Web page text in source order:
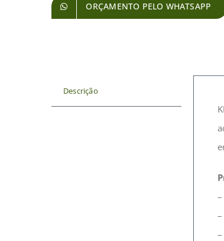
ORÇAMENTO PELO WHATSAPP
Descrição